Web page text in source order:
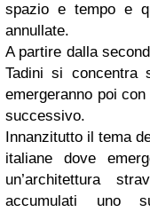
spazio e tempo e
annullate.
A partire dalla
Tadini si concentra
emergeranno poi
successivo.
Innanzitutto il tema
italiane dove
un’architettura
accumulati uno